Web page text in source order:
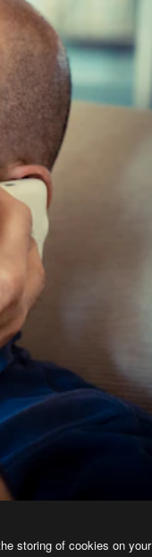
storing of cookies on